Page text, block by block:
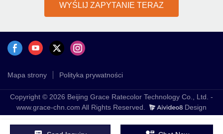
WYŚLIJ ZAPYTANIE TERAZ
Mapa strony Polityka prywatności
Copyright © 2026 Beijing Grace Ratecolor Technology Co., Ltd. -
www.grace-chn.com All Rights Reserved.
Design